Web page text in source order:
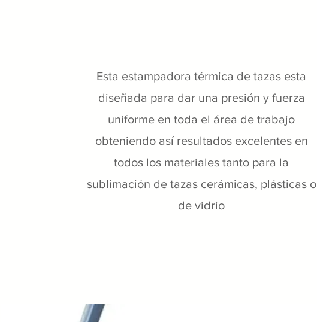
Esta estampadora térmica de tazas esta
diseñada para dar una presión y fuerza
uniforme en toda el área de trabajo
obteniendo así resultados excelentes en
todos los materiales tanto para la
sublimación de tazas cerámicas, plásticas o
de vidrio